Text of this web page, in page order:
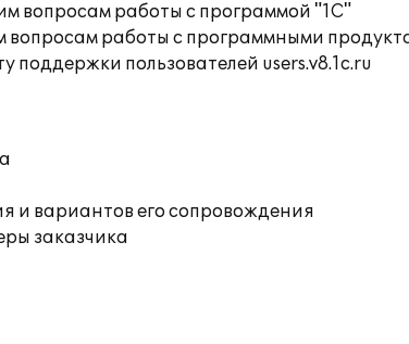
вопросам работы с программой "1С"
вопросам работы с программными
пользователей users.v8.1c.ru
и вариантов его сопровождения
заказчика